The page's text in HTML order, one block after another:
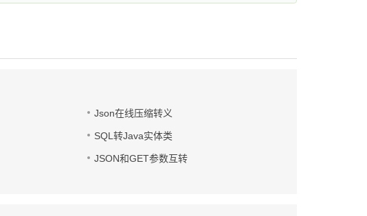
Json在线压缩转义
SQL转Java实体类
JSON和GET参数互转